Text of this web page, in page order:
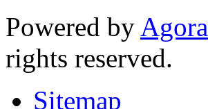
Powered by Agora
rights reserved.
Sitemap